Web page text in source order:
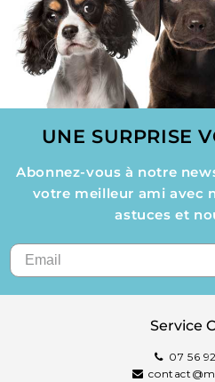
UNE SURPRISE
Abonnez-vous à notre
votre meilleur ami avec
astuces et
Service
07 56